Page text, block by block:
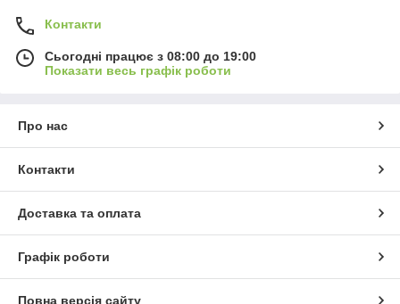
Контакти
Сьогодні працює з 08:00 до 19:00
Показати весь графік роботи
Про нас
Контакти
Доставка та оплата
Графік роботи
Повна версія сайту